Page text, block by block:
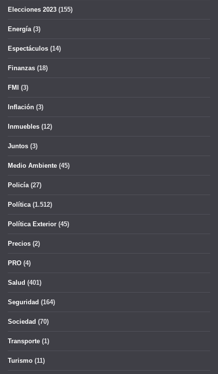
Elecciones 2023 (155)
Energía(3)
Espectáculos (14)
Finanzas (18)
FMI (3)
Inflación (3)
Inmuebles (12)
Juntos (3)
Medio Ambiente (45)
Policía(27)
Política(1.512)
Política Exterior (45)
Precios (2)
PRO (4)
Salud (401)
Seguridad (164)
Sociedad (70)
Transporte (1)
Turismo (11)